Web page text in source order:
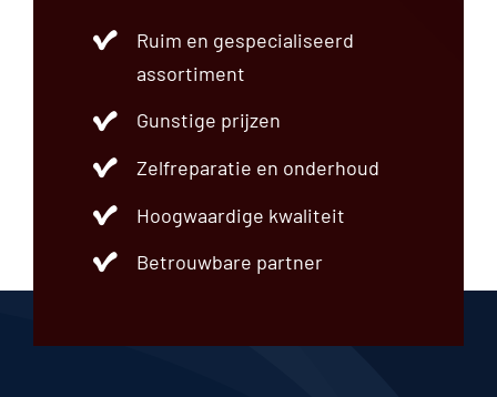
Ruim en gespecialiseerd
assortiment
Gunstige prijzen
Zelfreparatie en onderhoud
Hoogwaardige kwaliteit
Betrouwbare partner